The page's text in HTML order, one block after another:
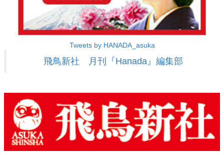
Tweets by HANADA_asuka
飛鳥新社 月刊『Hanada』編集部